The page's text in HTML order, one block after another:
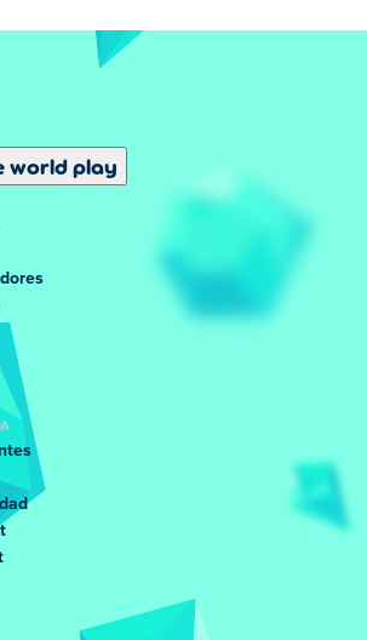
world play